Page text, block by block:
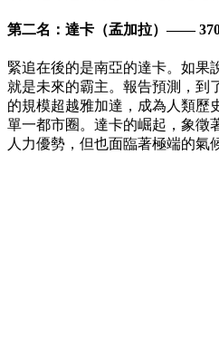
第二名：達卡（孟加拉）——
緊追在後的是南亞的達卡。如果
就是未來的霸主。報告預測，到
的規模超越雅加達，成為人類歷
單一都市圈。達卡的崛起，象徵
人力優勢，但也面臨著極端的氣